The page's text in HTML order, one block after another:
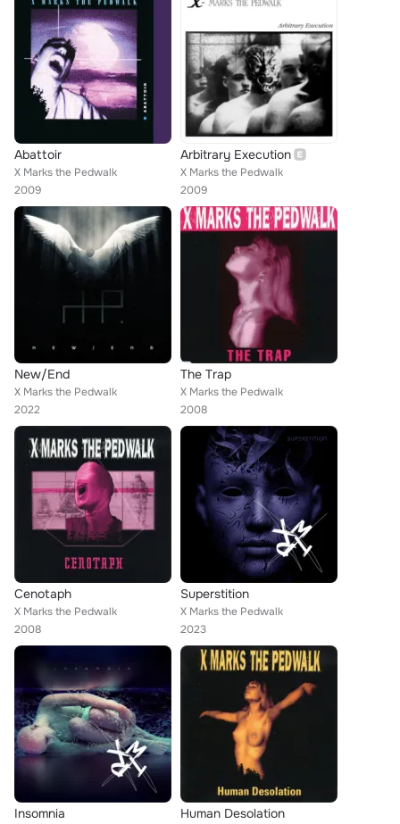
Abattoir
X Marks the Pedwalk
2009
Arbitrary Execution
X Marks the Pedwalk
2009
New/End
X Marks the Pedwalk
2022
The Trap
X Marks the Pedwalk
2008
Cenotaph
X Marks the Pedwalk
2008
Superstition
X Marks the Pedwalk
2023
Insomnia Human Desolation